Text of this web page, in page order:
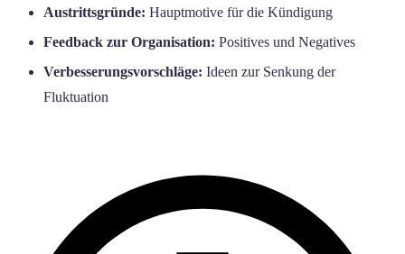
Austrittsgründe: Hauptmotive für die Kündigung
Feedback zur Organisation: Positives und Negatives
Verbesserungsvorschläge: Ideen zur Senkung der
Fluktuation